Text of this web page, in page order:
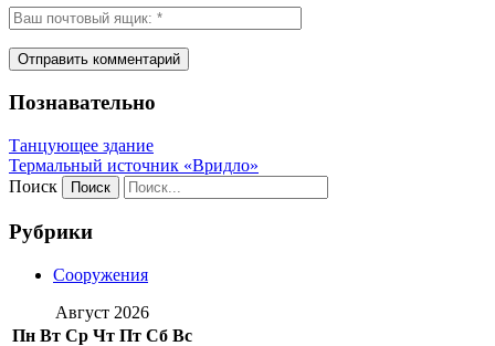
Познавательно
Танцующее здание
Термальный источник «Вридло»
Поиск
Рубрики
Сооружения
Август 2026
Пн Вт Ср Чт Пт Сб Вс